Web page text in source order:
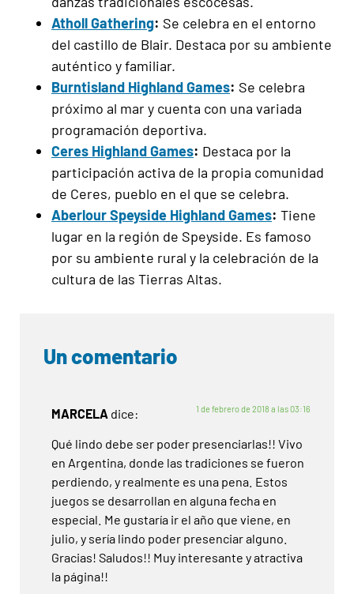
Atholl Gathering: Se celebra en el entorno
del castillo de Blair. Destaca por su ambiente
auténtico y familiar.
Burntisland Highland Games: Se celebra
próximo al mar y cuenta con una variada
programación deportiva.
Ceres Highland Games: Destaca por la
participación activa de la propia comunidad
de Ceres, pueblo en el que se celebra.
Aberlour Speyside Highland Games: Tiene
lugar en la región de Speyside. Es famoso
por su ambiente rural y la celebración de la
cultura de las Tierras Altas.
Un comentario
MARCELA dice: 1 de febrero de 2018 a las 03:16
Qué lindo debe ser poder presenciarlas!! Vivo
en Argentina, donde las tradiciones se fueron
perdiendo, y realmente es una pena. Estos
juegos se desarrollan en alguna fecha en
especial. Me gustaría ir el año que viene, en
julio, y sería lindo poder presenciar alguno.
Gracias! Saludos!! Muy interesante y atractiva
la página!!